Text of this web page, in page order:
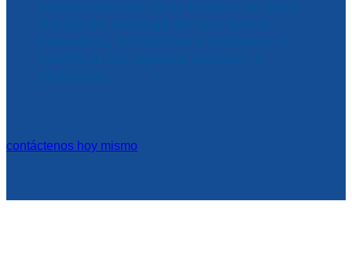
contáctenos hoy mismo